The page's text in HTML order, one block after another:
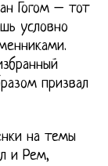
Гогом – тот
условно
призвал
на темы
и Рем,